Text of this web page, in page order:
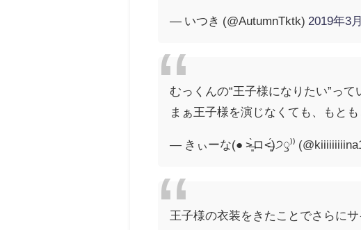
— いつき (@AutumnTktk) 2019年3
むっくんの“王子様になりたい”っ
— きぃーな(● ˃̶͈̀ロ˂̶͈́)੭ꠥ⁾⁾
王子様の衣装をきたことでさらに